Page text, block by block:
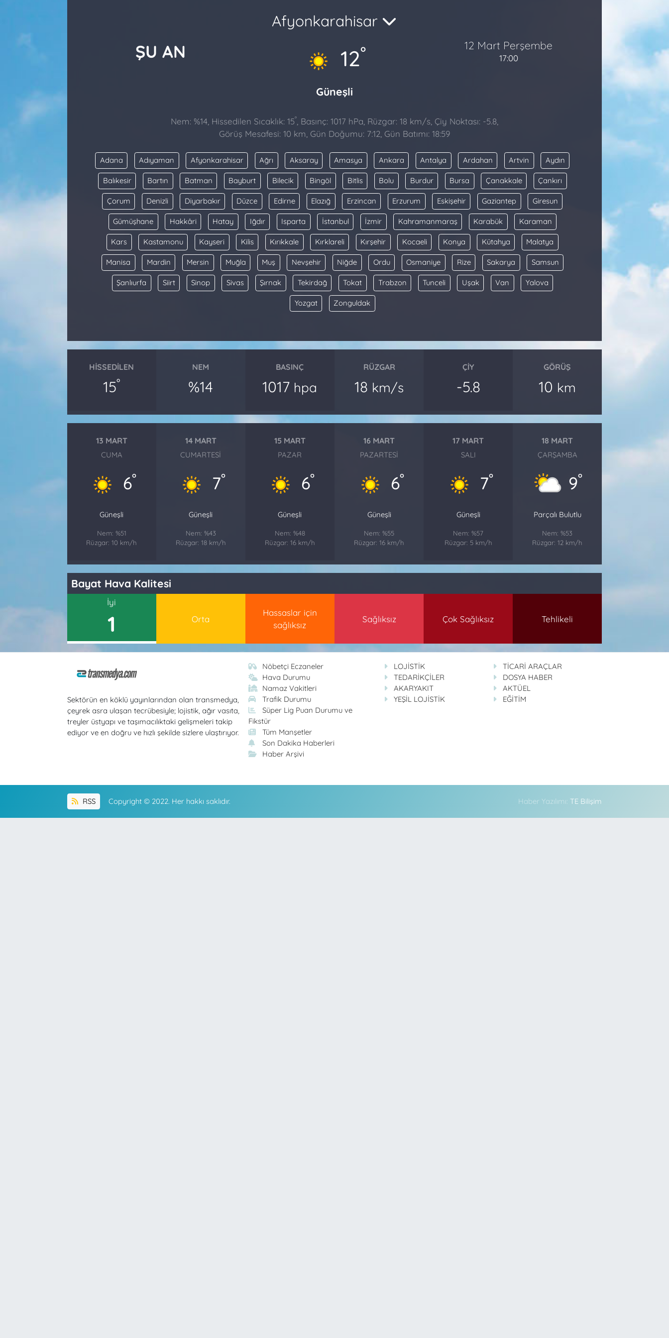
ŞU AN
Afyonkarahisar
12°
Güneşli
12 Mart Perşembe
17:00
Nem: %14, Hissedilen Sıcaklık: 15° , Basınç: 1017 hPa, Rüzgar: 18 km/s, Çiy Noktası: -5.8,
Görüş Mesafesi: 10 km, Gün Doğumu: 7:12, Gün Batımı: 18:59
Adana Adıyaman Afyonkarahisar Ağrı Aksaray Amasya Ankara Antalya Ardahan Artvin Aydın
Balıkesir Bartın Batman Bayburt Bilecik Bingöl Bitlis Bolu Burdur Bursa Çanakkale Çankırı
Çorum Denizli Diyarbakır Düzce Edirne Elazığ Erzincan Erzurum Eskişehir Gaziantep Giresun
Gümüşhane Hakkâri Hatay Iğdır Isparta İstanbul İzmir Kahramanmaraş Karabük Karaman
Kars Kastamonu Kayseri Kilis Kırıkkale Kırklareli Kırşehir Kocaeli Konya Kütahya Malatya
Manisa Mardin Mersin Muğla Muş Nevşehir Niğde Ordu Osmaniye Rize Sakarya Samsun
Şanlıurfa Siirt Sinop Sivas Şırnak Tekirdağ Tokat Trabzon Tunceli Uşak Van Yalova
Yozgat Zonguldak
HISSEDILEN
15°
NEM
%14
BASINÇ
1017 hpa
RÜZGAR
18 km/s
ÇIY
-5.8
GÖRÜŞ
10 km
13 MART
CUMA
6°
Güneşli
Nem: %51
Rüzgar: 10 km/h
14 MART
CUMARTESI
7°
Güneşli
Nem: %43
Rüzgar: 18 km/h
15 MART
PAZAR
6°
Güneşli
Nem: %48
Rüzgar: 16 km/h
16 MART
PAZARTESI
6°
Güneşli
Nem: %55
Rüzgar: 16 km/h
17 MART
SALI
7°
Güneşli
Nem: %57
Rüzgar: 5 km/h
18 MART
ÇARŞAMBA
9°
Parçalı Bulutlu
Nem: %53
Rüzgar: 12 km/h
Bayat Hava Kalitesi
İyi
1 Orta
Hassaslar için
sağlıksız
Sağlıksız Çok Sağlıksız Tehlikeli
Sektörün en köklü yayınlarından olan transmedya,
çeyrek asra ulaşan tecrübesiyle; lojistik, ağır vasıta,
treyler üstyapı ve taşımacılıktaki gelişmeleri takip
ediyor ve en doğru ve hızlı şekilde sizlere ulaştırıyor.
Nöbetçi Eczaneler
Hava Durumu
Namaz Vakitleri
Trafik Durumu
Süper Lig Puan Durumu ve
Fikstür
Tüm Manşetler
Son Dakika Haberleri
Haber Arşivi
LOJİSTİK
TİCARİ ARAÇLAR
TEDARİKÇİLER
DOSYA HABER
AKARYAKIT
AKTÜEL
YEŞİL LOJİSTİK
EĞİTİM
RSS Copyright © 2022. Her hakkı saklıdır. Haber Yazılımı: TE Bilişim